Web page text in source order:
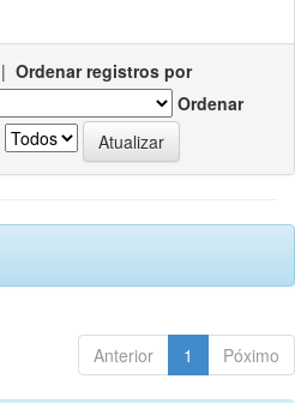
| Ordenar registros por
Ordenar
Anterior 1 Póximo